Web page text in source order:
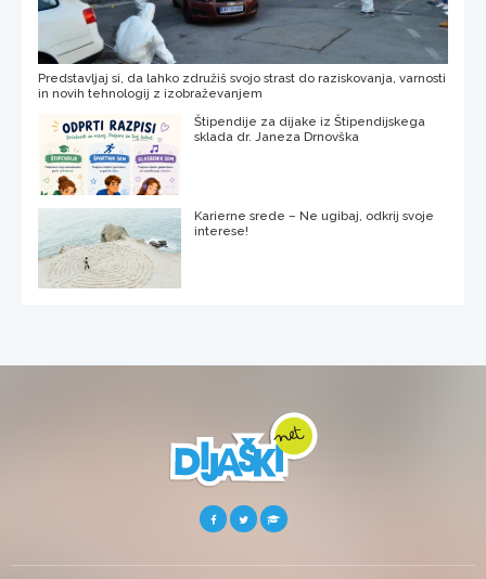
Predstavljaj si, da lahko združiš svojo strast do raziskovanja, varnosti
in novih tehnologij z izobraževanjem
Štipendije za dijake iz Štipendijskega
sklada dr. Janeza Drnovška
Karierne srede – Ne ugibaj, odkrij svoje
interese!